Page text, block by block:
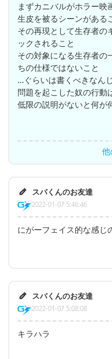
まずカニバルがホラー映
生皮を被るシーンがある
その再現として生存者の
ックされること
その対象になる生存者の
ちの仕様ではないこと
…ぐらいは書くべきなん
問題を起こした奴の行動
低限の説明がないと何が
スパくんのお友達
2022-01-07 5:46:46
にがーフェイス的な感じ
スパくんのお友達
2022-01-07 5:08:08
キラハラ